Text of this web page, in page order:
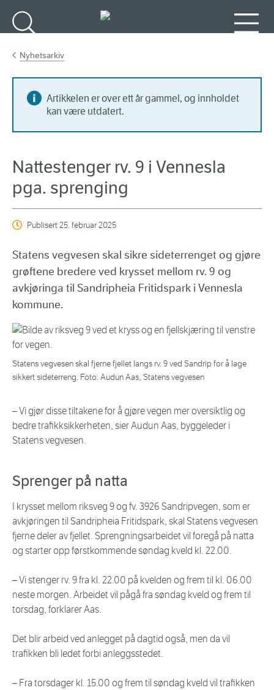
Nyhetsarkiv
Artikkelen er over ett år gammel, og innholdet
kan være utdatert.
Nattestenger rv. 9 i Vennesla
pga. sprenging
Publisert25. februar 2025
Statens vegvesen skal sikre sideterrenget og gjøre
grøftene bredere ved krysset mellom rv. 9 og
avkjøringa til Sandripheia Fritidspark i Vennesla
kommune.
Statens vegvesen skal fjerne fjellet langs rv. 9 ved Sandrip for å lage
sikkert sideterreng. Foto: Audun Aas, Statens vegvesen
– Vi gjør disse tiltakene for å gjøre vegen mer oversiktlig og
bedre trafikksikkerheten, sier Audun Aas, byggeleder i
Statens vegvesen.
Sprenger på natta
I krysset mellom riksveg 9 og fv. 3926 Sandripvegen, som er
avkjøringen til Sandripheia Fritidspark, skal Statens vegvesen
fjerne deler av fjellet. Sprengningsarbeidet vil foregå på natta
og starter opp førstkommende søndag kveld kl. 22.00.
– Vi stenger rv. 9 fra kl. 22.00 på kvelden og frem til kl. 06.00
neste morgen. Arbeidet vil pågå fra søndag kveld og frem til
torsdag, forklarer Aas.
Det blir arbeid ved anlegget på dagtid også, men da vil
trafikken bli ledet forbi anleggsstedet.
– Fra torsdager kl. 15.00 og frem til søndag kveld vil trafikken